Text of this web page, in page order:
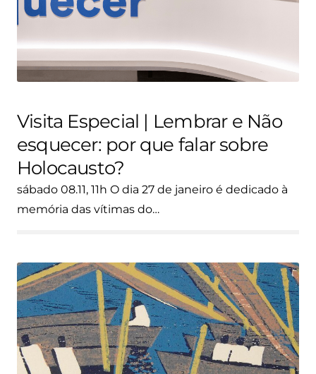
Visita Especial | Lembrar e Não
esquecer: por que falar sobre
Holocausto?
sábado 08.11, 11h O dia 27 de janeiro é dedicado à
memória das vítimas do…